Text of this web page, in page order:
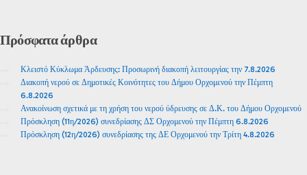
Πρόσφαταάρθρα
Κλειστό Κύκλωμα Άρδευσης: Προσωρινή διακοπή λειτουργίας την 7.8.2026
Διακοπή νερού σε Δημοτικές Κοινότητες του Δήμου Ορχομενού την Πέμπτη
6.8.2026
Ανακοίνωση σχετικά με τη χρήση του νερού ύδρευσης σε Δ.Κ. του Δήμου Ορχομενού
Πρόσκληση (11η/2026) συνεδρίασης ΔΣ Ορχομενού την Πέμπτη 6.8.2026
Πρόσκληση (12η/2026) συνεδρίασης της ΔΕ Ορχομενού την Τρίτη 4.8.2026